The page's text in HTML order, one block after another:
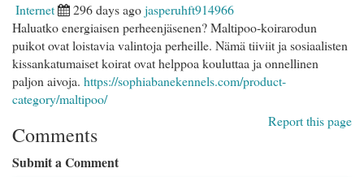
Internet 296 days agojasperuhft914966
Haluatko energiaisen perheenjäsenen? Maltipoo-koirarodun
puikot ovat loistavia valintoja perheille. Nämä tiiviit ja sosiaalisten
kissankatumaiset koirat ovat helppoa kouluttaa ja onnellinen
paljon aivoja. https://sophiabanekennels.com/product-
category/maltipoo/
Report this page
Comments
Submit a Comment